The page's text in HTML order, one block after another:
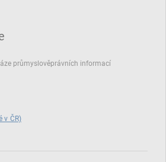
průmyslověprávních informací
v ČR)